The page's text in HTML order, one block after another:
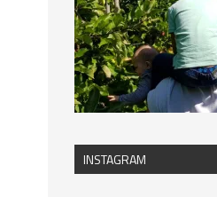
INSTAGRAM